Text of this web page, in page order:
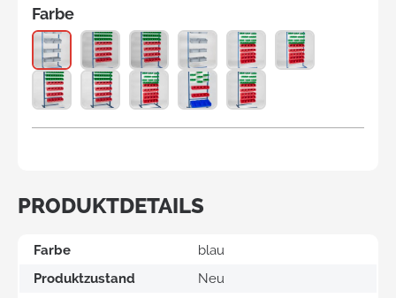
PRODUKTDETAILS
Farbe
blau
Produktzustand
Neu
Farbe